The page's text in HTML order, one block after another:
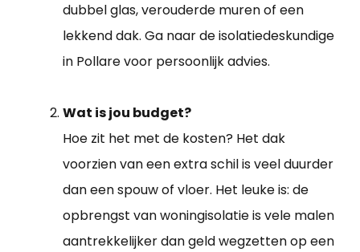
dubbel glas, verouderde muren of een
lekkend dak. Ga naar de isolatiedeskundige
in Pollare voor persoonlijk advies.
Wat is jou budget?
Hoe zit het met de kosten? Het dak
voorzien van een extra schil is veel duurder
dan een spouw of vloer. Het leuke is: de
opbrengst van woningisolatie is vele malen
aantrekkelijker dan geld wegzetten op een